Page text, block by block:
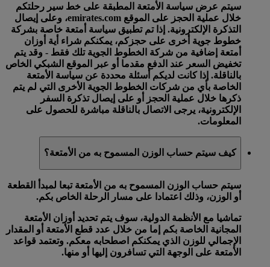
سيتم عرض سياسة الأمتعة المطبقة على خط سير رحلتكم
خلال عملية الحجز على الموقع emirates.com، وعلى إيصال
التذكرة الإلكترونية. إذا تم تطبيق سياسة أمتعة خاصة بشركة
خطوط جوية أخرى على حجزكم، يمكنكم شراء أية أوزان
أمتعة إضافية من شركة الخطوط الجوية تلك فقط - وقد يتم
تخفيض السعر عند الدفع مقدما أو عبر الموقع الشبكي الخاص
بالناقلة. إذا كانت لديكم أسئلة محددة عن سياسة الأمتعة
الخاصة بأي من شركات الخطوط الجوية الأخرى التي لم يتم
ذكرها خلال عملية الحجز أو على إيصال تذكرة السفر
الإلكترونية، يرجى الاتصال بالناقلة مباشرة للحصول على
المعلومات.
كيف سيتم حساب الوزن المسموح به من الأمتعة؟
سيتم حساب الوزن المسموح به من الأمتعة تبعا لمبدأ
القطعة
أو الوزن، وذلك اعتمادا على مسار الرحلة الخاص بكم.
تماشيا مع الأنظمة الدولية، سوف يتم تحديد أوزان الأمتعة
المجانية الخاصة بكم إما من خلال عدد قطع الأمتعة أو المقدار
الإجمالي للوزن الذي يمكنكم اصطحابه معكم. وتعتمد قواعد
الأمتعة على الوجهة التي تسافرون إليها أو منها.